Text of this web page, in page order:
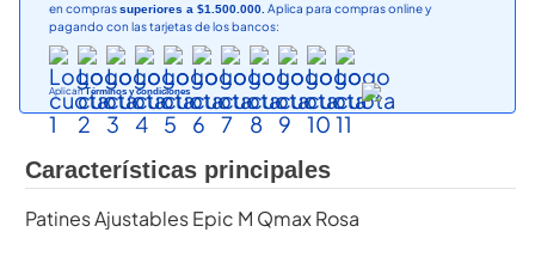
en comprassuperiores a $1.500.000. Aplica para compras online y
pagando con las tarjetas de los bancos:
AplicanTérminos y condiciones
Características principales
Patines Ajustables Epic M Qmax Rosa